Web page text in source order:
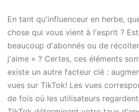
En tant qu'influenceur en herbe,
chose qui vous vient à l'esprit ?
beaucoup d'abonnés ou de
j'aime » ? Certes, ces éléments
existe un autre facteur clé :
vues sur TikTok! Les vues
de fois où les utilisateurs